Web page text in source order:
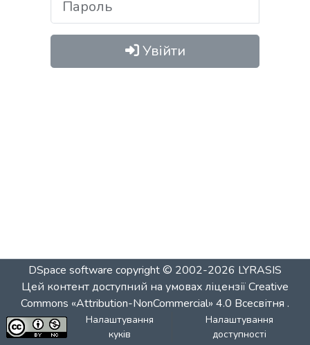
Увійти
DSpace software copyright © 2002-2026 LYRASIS
Цей контент доступний на умовах ліцензіїCreative
Commons «Attribution-NonCommercial» 4.0 Всесвітня .
Налаштування
куків
Налаштування
доступності